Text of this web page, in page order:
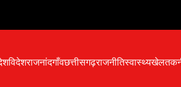
विदेशराजनांदगाँवछत्तीसगढ़राजनीतिस्वास्थ्यखेल